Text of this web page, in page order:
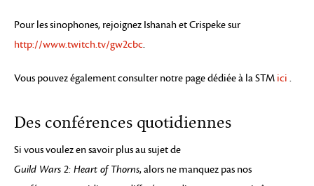
Pour les sinophones, rejoignez Ishanah et Crispeke sur
http://www.twitch.tv/gw2cbc.
Vous pouvez également consulter notre page dédiée à la STM ici .
Des conférences quotidiennes
Si vous voulez en savoir plus au sujet de
Guild Wars 2: Heart of Thorns, alors ne manquez pas nos